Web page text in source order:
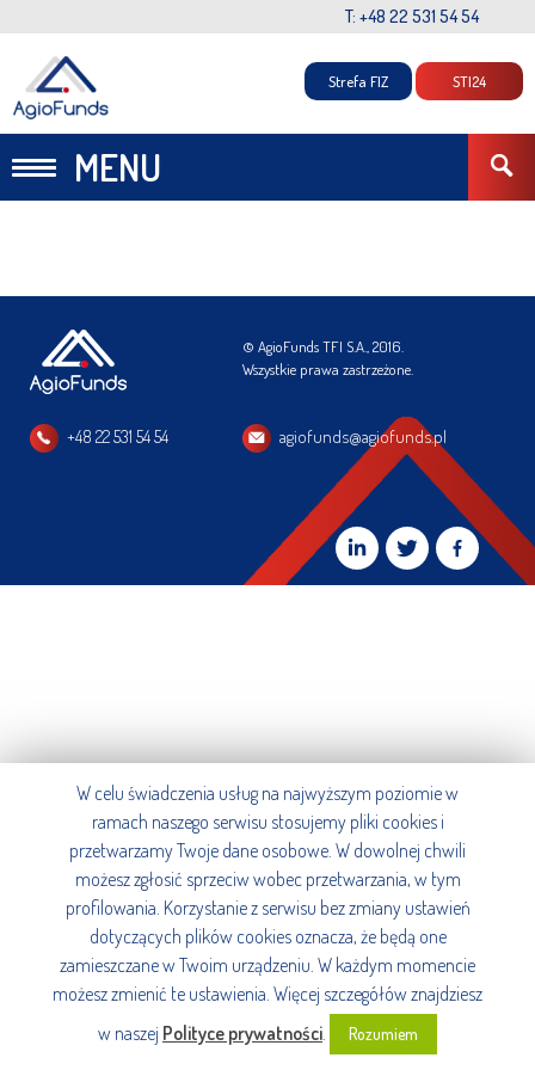
T: +48 22 531 54 54
MENU
Strefa FIZ STI24
© AgioFunds TFI S.A., 2016.
Wszystkie prawa zastrzeżone.
+48 22 531 54 54 agiofunds@agiofunds.pl
W celu świadczenia usług na najwyższym poziomie w
ramach naszego serwisu stosujemy pliki cookies i
przetwarzamy Twoje dane osobowe. W dowolnej chwili
możesz zgłosić sprzeciw wobec przetwarzania, w tym
profilowania. Korzystanie z serwisu bez zmiany ustawień
dotyczących plików cookies oznacza, że będą one
zamieszczane w Twoim urządzeniu. W każdym momencie
możesz zmienić te ustawienia. Więcej szczegółów znajdziesz
w naszej Polityce prywatności. Rozumiem